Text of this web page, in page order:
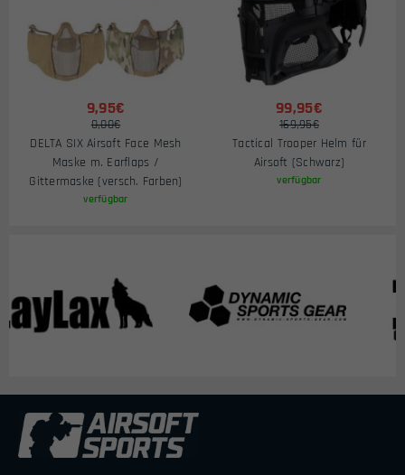
9,95€
0,00€
DELTA SIX Airsoft Face Mesh
Maske m. Earflaps /
Gittermaske (versch. Farben)
verfügbar
99,95€
169,95€
Tactical Trooper Helm für
Airsoft (Schwarz)
verfügbar